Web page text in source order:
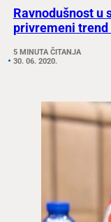
Ravnodušnost u
privremeni
5 MINUTA ČITANJA
30. 06. 2020.